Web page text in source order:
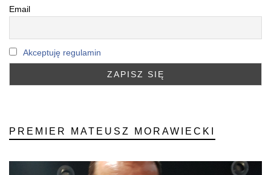
Email
Akceptuję regulamin
PREMIER MATEUSZ MORAWIECKI